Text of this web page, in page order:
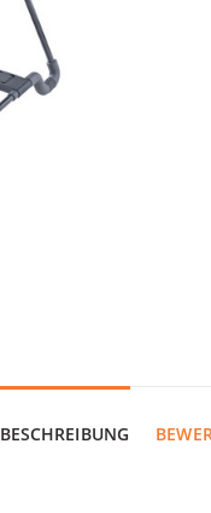
BESCHREIBUNG